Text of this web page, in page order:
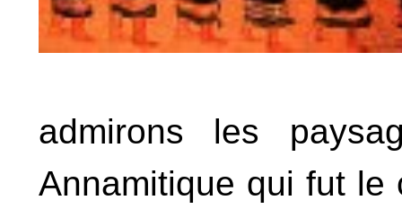
admirons les
Annamitique qui fut le